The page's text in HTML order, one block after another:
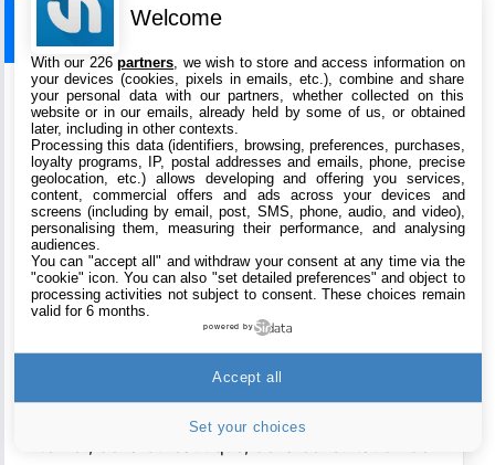
Lolilol
Le
C’est triste de voir que certains constructeurs en
manque totale d’inspiration en vienne carrément à
copier l’esthétique des MacBooks.
L’esthétique est plutôt agréable personne ne va le
nier mais sérieusement un seul port USB C pour
le MacBook on est obligé d’en rire pour un
ordinateur vendu à 1500€ avec un Intel Core M.
Oui il existera toujours plus puissant pour moins
cher du côté des PC sous Windows ou Linux,
leur Macbook pour cette utilisation, ils s’en
servent majoritairement pour un peu de surf
Welcome
With our 226partners , we wish to store and access information on
your devices (cookies, pixels in emails, etc.), combine and share
your personal data with our partners, whether collected on this
website or in our emails, already held by some of us, or obtained
later, including in other contexts.
Processing this data (identifiers, browsing, preferences, purchases,
loyalty programs, IP, postal addresses and emails, phone, precise
geolocation, etc.) allows developing and offering you services,
content, commercial offers and ads across your devices and
screens (including by email, post, SMS, phone, audio, and video),
personalising them, measuring their performance, and analysing
audiences.
You can "accept all" and withdraw your consent at any time via the
"cookie" icon. You can also "set detailed preferences" and object to
processing activities not subject to consent. These choices remain
valid for 6 months.
powered by
Set your choices
Accept all